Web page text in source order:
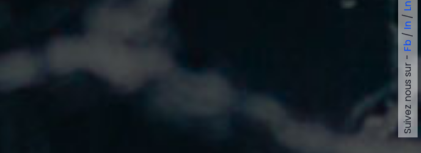
Suivez nous sur -
Fb
/
In
/
Ln